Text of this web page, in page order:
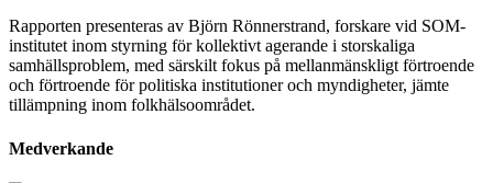
Rapporten presenteras av Björn Rönnerstrand, forskare vid SOM-
institutet inom styrning för kollektivt agerande i storskaliga
samhällsproblem, med särskilt fokus på mellanmänskligt förtroende
och förtroende för politiska institutioner och myndigheter, jämte
tillämpning inom folkhälsoområdet.
Medverkande